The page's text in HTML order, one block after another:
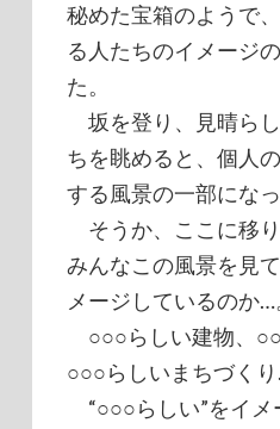
秘めた宝箱のようで
る人たちのイメージ
た。
坂を登り、見晴ら
ちを眺めると、個人
する風景の一部になっ
そうか、ここに移り
みんなこの風景を見
メージしているのか…
○○○らしい建物、
○○○らしいまちづくり
“○○○らしい”をイメ